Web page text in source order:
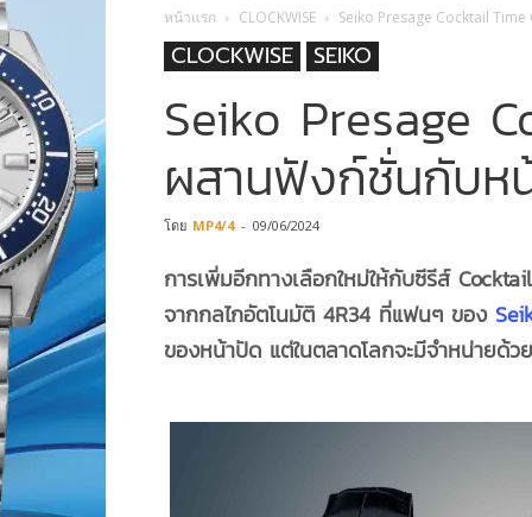
หน้าแรก CLOCKWISE Seiko Presage Cocktail
CLOCKWISE SEIKO
Seiko Presage
ผสานฟังก์ชั่นกับห
โดย MP4/4 - 09/06/2024
การเพิ่มอีกทางเลือกใหม่ให้กับซีรีส์
จากกลไกอัตโนมัติ 4R34 ที่แฟนๆ ของ
ของหน้าปัด แต่ในตลาดโลกจะมีจำหน่ายด้